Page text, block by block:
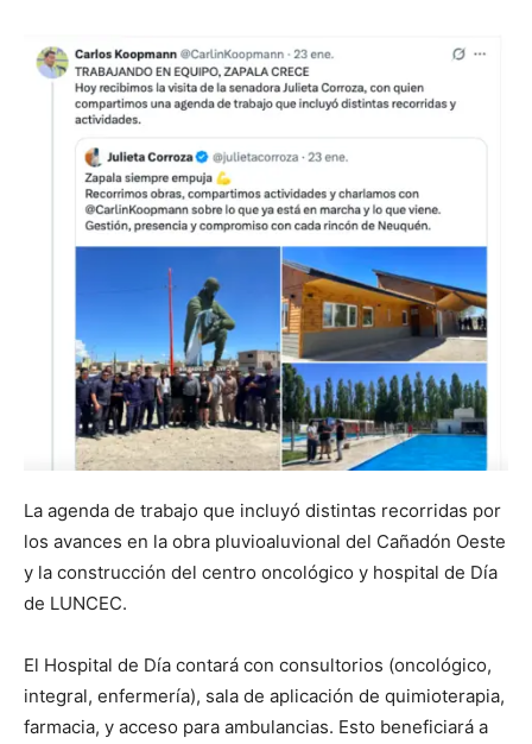
La agenda de trabajo que incluyó distintas recorridas por
los avances en la obra pluvioaluvional del Cañadón Oeste
y la construcción del centro oncológico y hospital de Día
de LUNCEC.
El Hospital de Día contará con consultorios (oncológico,
integral, enfermería), sala de aplicación de quimioterapia,
farmacia, y acceso para ambulancias. Esto beneficiará a